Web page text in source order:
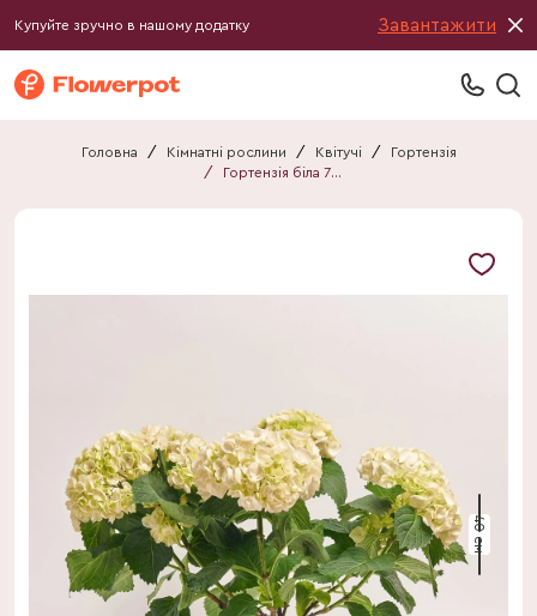
Купуйте зручно в нашому додатку Завантажити
Головна / Кімнатні рослини / Квітучі /
Гортензія
/
Гортензія біла 7ст.
40 см